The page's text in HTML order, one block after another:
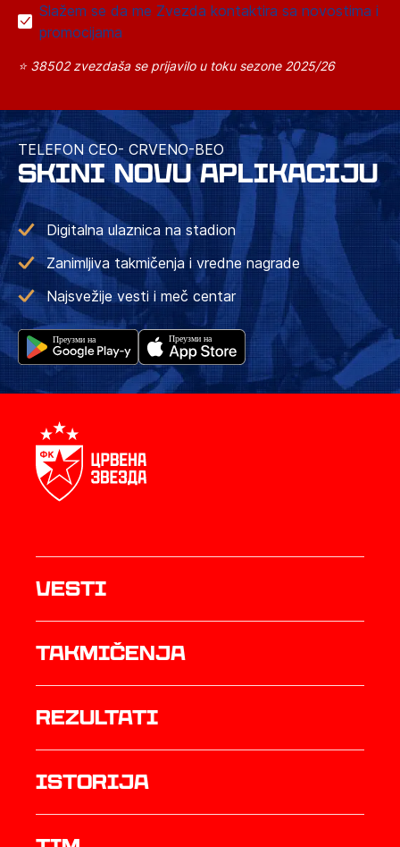
Slažem se da me Zvezda kontaktira sa novostima i
promocijama
⭐ 38502 zvezdaša se prijavilo u toku sezone 2025/26
TELEFON CEO- CRVENO-BEO
SKINI NOVU APLIKACIJU
Digitalna ulaznica na stadion
Zanimljiva takmičenja i vredne nagrade
Najsvežije vesti i meč centar
Vesti
Takmičenja
rezultati
istorija